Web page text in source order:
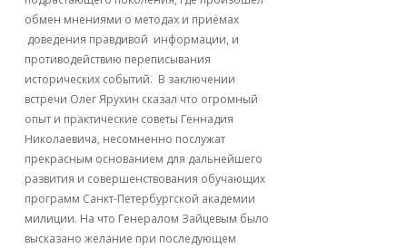
обмен мнениями о методах и приёмах
доведения правдивой информации, и
противодействию переписывания
исторических событий. В заключении
встречи Олег Ярухин сказал что огромный
опыт и практические советы Геннадия
Николаевича, несомненно послужат
прекрасным основанием для дальнейшего
развития и совершенствования обучающих
программ Санкт-Петербургской академии
милиции. На что Генералом Зайцевым было
высказано желание при последующем